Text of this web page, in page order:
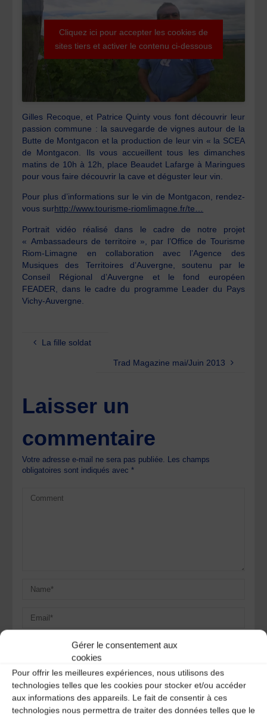
Gérer le consentement aux
cookies
Pour offrir les meilleures expériences, nous utilisons des
technologies telles que les cookies pour stocker et/ou accéder
aux informations des appareils. Le fait de consentir à ces
technologies nous permettra de traiter des données telles que le
Cliquez ici pour accepter les cookies de
sites tiers et activer le contenu ci-dessous
Gilles Recoque, et Patrice Quinty vous font découvrir leur
passion commune : la sauvegarde de vignes autour de la
Butte de Montgacon et la production de leur vin « la SCEA
de Montgacon. Ils vous accueillent tous les dimanches
matins de 10h à 12h, place Beaudet Lafarge à Maringues
pour vous faire découvrir la cave et déguster leur vin.
Pour plus d’informations sur le vin de Montgacon, rendez-
vous surhttp://www.tourisme-riomlimagne.fr/te…
Portrait vidéo réalisé dans le cadre de notre projet
« Ambassadeurs de territoire », par l’Office de Tourisme
Riom-Limagne en collaboration avec l’Agence des
Musiques des Territoires d’Auvergne, soutenu par le
Conseil Régional d’Auvergne et le fond européen
FEADER, dans le cadre du programme Leader du Pays
Vichy-Auvergne.
La fille soldat
Trad Magazine mai/Juin 2013
Laisser un
commentaire
Votre adresse e-mail ne sera pas publiée. Les champs
obligatoires sont indiqués avec*
Save my name, email, and site URL in my browser for next
time I post a comment.